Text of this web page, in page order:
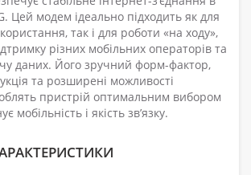
Цей модем ідеально підходить як для
так і для роботи «на ходу»,
різних мобільних операторів та
даних. Його зручний форм-фактор,
та розширені можливості
пристрій оптимальним вибором
мобільність і якість зв’язку.